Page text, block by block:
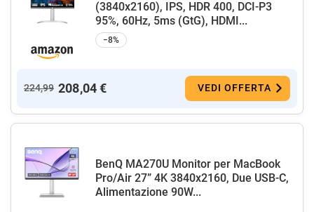
(3840x2160), IPS, HDR 400, DCI-P3
95%, 60Hz, 5ms (GtG), HDMI...
−8%
224,99 208,04 € VEDI OFFERTA
BenQ MA270U Monitor per MacBook
Pro/Air 27” 4K 3840x2160, Due USB-C,
Alimentazione 90W...